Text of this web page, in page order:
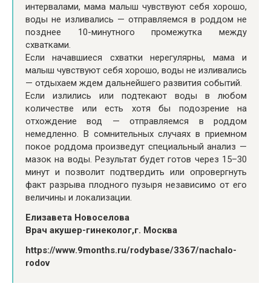
интервалами, мама малыш чувствуют себя хорошо,
воды не изливались — отправляемся в роддом не
позднее 10-минутного промежутка между
схватками.
Если начавшиеся схватки нерегулярны, мама и
малыш чувствуют себя хорошо, воды не изливались
— отдыхаем ждем дальнейшего развития событий.
Если излились или подтекают воды в любом
количестве или есть хотя бы подозрение на
отхождение вод — отправляемся в роддом
немедленно. В сомнительных случаях в приемном
покое роддома произведут специальный анализ —
мазок на воды. Результат будет готов через 15–30
минут и позволит подтвердить или опровергнуть
факт разрыва плодного пузыря независимо от его
величины и локализации.
Елизавета Новоселова
Врач акушер-гинеколог,г. Москва
https://www.9months.ru/rodybase/3367/nachalo-
rodov